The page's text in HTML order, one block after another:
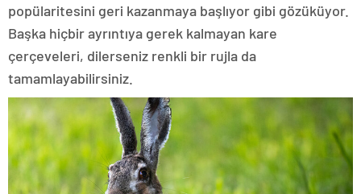
popülaritesini geri kazanmaya başlıyor gibi gözüküyor.
Başka hiçbir ayrıntıya gerek kalmayan kare
çerçeveleri, dilerseniz renkli bir rujla da
tamamlayabilirsiniz.